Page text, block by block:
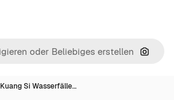
Nach
Kuang Si Wasserfälle…